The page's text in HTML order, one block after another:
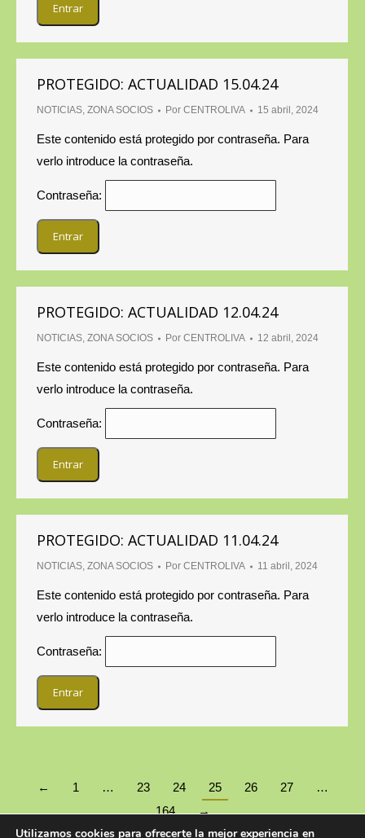
PROTEGIDO: ACTUALIDAD 15.04.24
NOTICIAS, ZONA SOCIOS Por CENTROLIVA 15 abril, 2024
Este contenido está protegido por contraseña. Para
verlo introduce la contraseña.
Contraseña:
PROTEGIDO: ACTUALIDAD 12.04.24
NOTICIAS, ZONA SOCIOS Por CENTROLIVA 12 abril, 2024
Este contenido está protegido por contraseña. Para
verlo introduce la contraseña.
Contraseña:
PROTEGIDO: ACTUALIDAD 11.04.24
NOTICIAS, ZONA SOCIOS Por CENTROLIVA 11 abril, 2024
Este contenido está protegido por contraseña. Para
verlo introduce la contraseña.
Contraseña:
← 1 … 23 24 25 26 27
…
164
→
Utilizamos cookies para ofrecerte la mejor experiencia en